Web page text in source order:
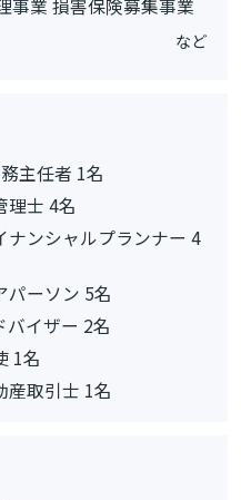
事業 損害保険募集事業
主任者 1名
理士 4名
ナンシャルプランナー 4
パーソン 5名
バイザー 2名
1名
産取引士 1名